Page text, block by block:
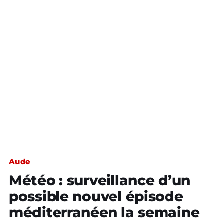
Aude
Météo : surveillance d’un
possible nouvel épisode
méditerranéen la semaine